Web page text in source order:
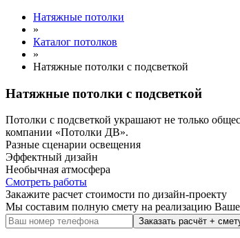
Натяжные потолки
»
Каталог потолков
»
Натяжные потолки с подсветкой
Натяжные потолки с подсветкой
Потолки с подсветкой украшают не только
компании «Потолки ДВ».
Разные сценарии освещения
Эффектный дизайн
Необычная атмосфера
Смотреть работы
Закажите расчет cтоимости по дизайн-проекту
Мы составим полную смету на реализацию
Заказать расчёт +